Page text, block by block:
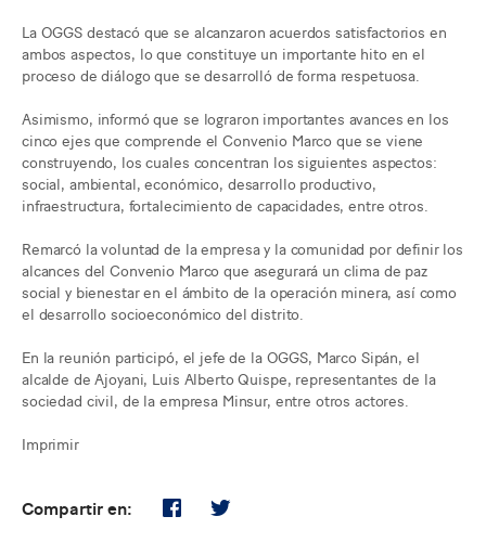
La OGGS destacó que se alcanzaron acuerdos satisfactorios en
ambos aspectos, lo que constituye un importante hito en el
proceso de diálogo que se desarrolló de forma respetuosa.
Asimismo, informó que se lograron importantes avances en los
cinco ejes que comprende el Convenio Marco que se viene
construyendo, los cuales concentran los siguientes aspectos:
social, ambiental, económico, desarrollo productivo,
infraestructura, fortalecimiento de capacidades, entre otros.
Remarcó la voluntad de la empresa y la comunidad por definir los
alcances del Convenio Marco que asegurará un clima de paz
social y bienestar en el ámbito de la operación minera, así como
el desarrollo socioeconómico del distrito.
En la reunión participó, el jefe de la OGGS, Marco Sipán, el
alcalde de Ajoyani, Luis Alberto Quispe, representantes de la
sociedad civil, de la empresa Minsur, entre otros actores.
Imprimir
Compartir en: